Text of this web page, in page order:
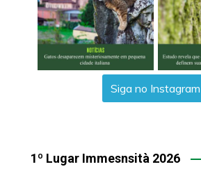
Siga no Instagram
1º Lugar Immesnsità 2026